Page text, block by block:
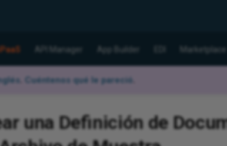
API Manager App Builder Marketplace
Cuéntenos qué le pareció
una Definición de